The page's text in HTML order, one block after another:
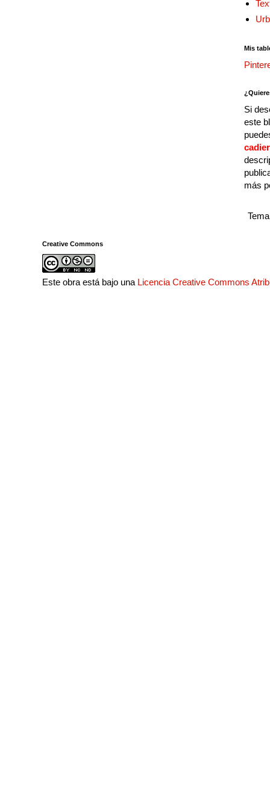
Mis
Si
este
más
Creative Commons
Este obra está bajo una Licencia Creative Commons